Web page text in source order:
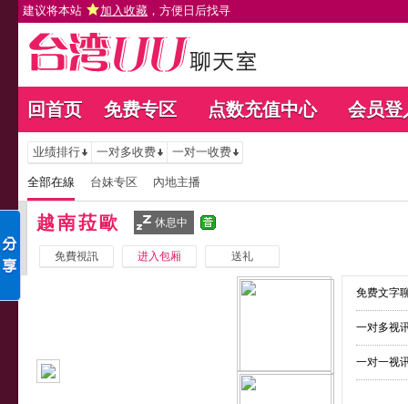
建议将本站 加入收藏 ，方便日后找寻
回首页 免费专区 点数充值中心 会员登
业绩排行 一对多收费 一对一收费
全部在線 台妹专区 內地主播
越南菈歐 休息中
免費視訊 进入包厢 送礼
免费文字
一对多视
一对一视